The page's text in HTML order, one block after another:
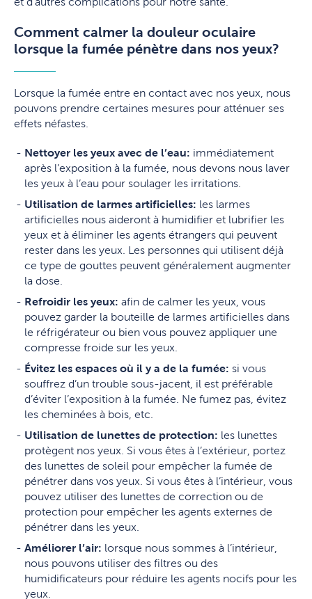
Comment calmer la douleur oculaire
lorsque la fumée pénètre dans nos yeux?
Lorsque la fumée entre en contact avec nos yeux, nous
pouvons prendre certaines mesures pour atténuer ses
effets néfastes.
Nettoyer les yeux avec de l’eau: immédiatement
après l’exposition à la fumée, nous devons nous laver
les yeux à l’eau pour soulager les irritations.
Utilisation de larmes artificielles: les larmes
artificielles nous aideront à humidifier et lubrifier les
yeux et à éliminer les agents étrangers qui peuvent
rester dans les yeux. Les personnes qui utilisent déjà
ce type de gouttes peuvent généralement augmenter
la dose.
Refroidir les yeux: afin de calmer les yeux, vous
pouvez garder la bouteille de larmes artificielles dans
le réfrigérateur ou bien vous pouvez appliquer une
compresse froide sur les yeux.
Évitez les espaces où il y a de la fumée: si vous
souffrez d’un trouble sous-jacent, il est préférable
d’éviter l’exposition à la fumée. Ne fumez pas, évitez
les cheminées à bois, etc.
Utilisation de lunettes de protection: les lunettes
protègent nos yeux. Si vous êtes à l’extérieur, portez
des lunettes de soleil pour empêcher la fumée de
pénétrer dans vos yeux. Si vous êtes à l’intérieur, vous
pouvez utiliser des lunettes de correction ou de
protection pour empêcher les agents externes de
pénétrer dans les yeux.
Améliorer l’air: lorsque nous sommes à l’intérieur,
nous pouvons utiliser des filtres ou des
humidificateurs pour réduire les agents nocifs pour les
yeux.